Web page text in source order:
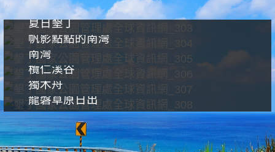
夏日墾丁
帆影點點的南灣
南灣
欖仁溪谷
獨木舟
龍磐草原日出